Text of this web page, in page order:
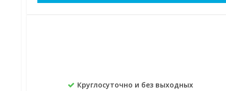
Круглосуточно и без выходных